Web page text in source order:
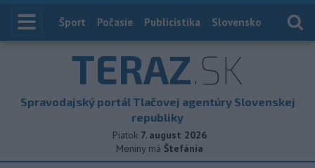
Index
Šport Počasie Publicistika Slovensko
TERAZ.SK
Spravodajský portál Tlačovej agentúry Slovenskej
republiky
Piatok 7. august 2026
Meniny má Štefánia